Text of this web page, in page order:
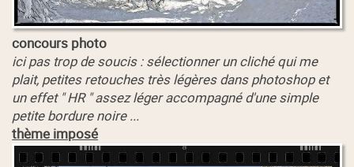
concours photo
ici pas trop de soucis : sélectionner un cliché qui me
plait, petites retouches très légères dans photoshop et
un effet " HR " assez léger accompagné d'une simple
petite bordure noire ...
thème imposé